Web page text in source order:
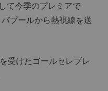
て今季のプレミアで
プールから熱視線を送
受けたゴールセレブレ